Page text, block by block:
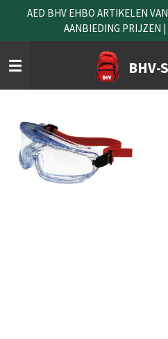
naar
de
hoofdinhoud
BHV-
AED BHV EHBO ARTIKELEN
AANBIEDING PRIJZEN |